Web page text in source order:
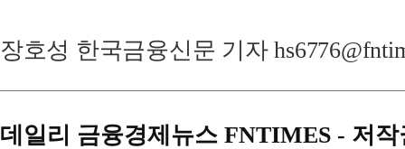
장호성 한국금융신문 기자
데일리 금융경제뉴스 FNTIMES - 저